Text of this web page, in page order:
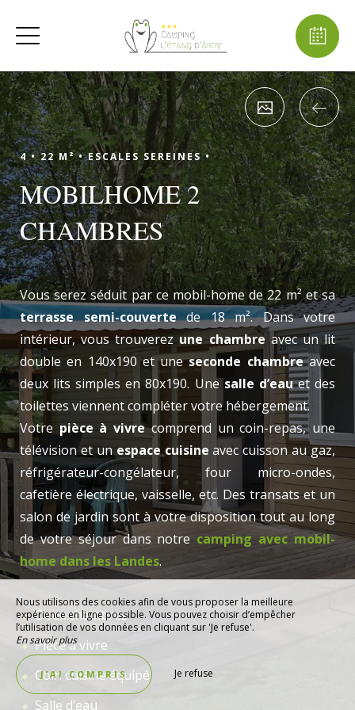
4 •22 M² •ESCALES SEREINES •
MOBILHOME 2
CHAMBRES
Vous serez séduit par ce mobil-home de 22 m² et sa
terrasse semi-couvertede 18 m². Dans votre
intérieur, vous trouverez une chambreavec un lit
double en 140x190 et uneseconde chambreavec
deux lits simples en 80x190. Unesalle d’eauet des
toilettes viennent compléter votre hébergement.
Votre pièce à vivrecomprend un coin-repas, une
télévision et un espace cuisine avec cuisson au gaz,
réfrigérateur-congélateur, four micro-ondes,
cafetière électrique, vaisselle, etc. Des transats et un
salon de jardin sont à votre disposition tout au long
de votre séjour dans notre camping avec mobil-
home dans les Landes.
Deux chambres
Pièce à vivre
Coin cuisine équipé
Salle d’eau
Nous utilisons des cookies afin de vous proposer la meilleure
expérience en ligne possible. Vous pouvez choisir d’empêcher
l’utilisation de vos données en cliquant sur 'Je refuse'.
En savoir plus
J’AI COMPRIS Je refuse